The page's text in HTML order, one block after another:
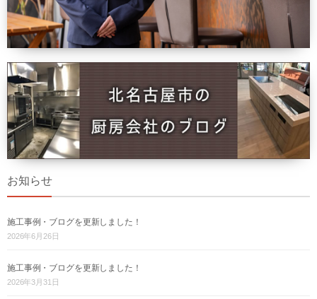
お知らせ
施工事例・ブログを更新しました！
2026年6月26日
施工事例・ブログを更新しました！
2026年3月31日